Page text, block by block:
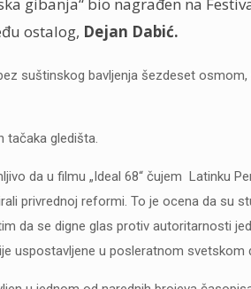
ostalog, Dejan Dabić.
suštinskog bavljenja šezdeset
tačaka gledišta.
da u filmu „Ideal 68“ čujem Latinku
privrednoj reformi. To je ocena da su
da se digne glas protiv autoritarnosti
uspostavljene u posleratnom svetskom